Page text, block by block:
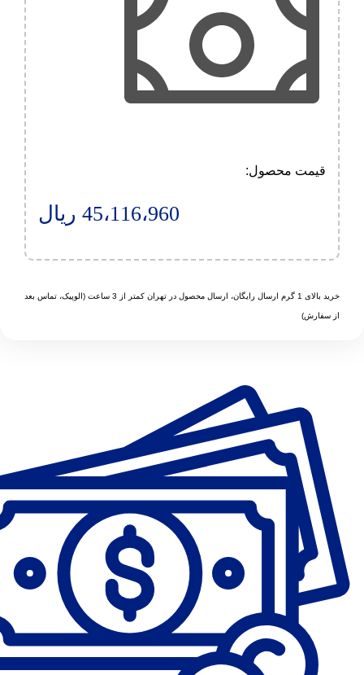
قیمت محصول:​
45،116،960 ریال
خرید بالای 1 گرم ارسال رایگان، ارسال محصول در تهران کمتر از 3 ساعت (الوپیک، تماس بعد
از سفارش)